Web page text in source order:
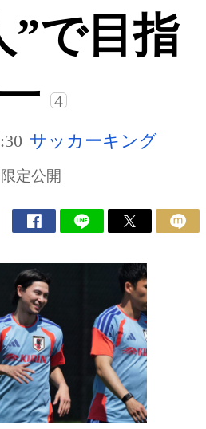
”で目指
4
サッカーキング
限定公開